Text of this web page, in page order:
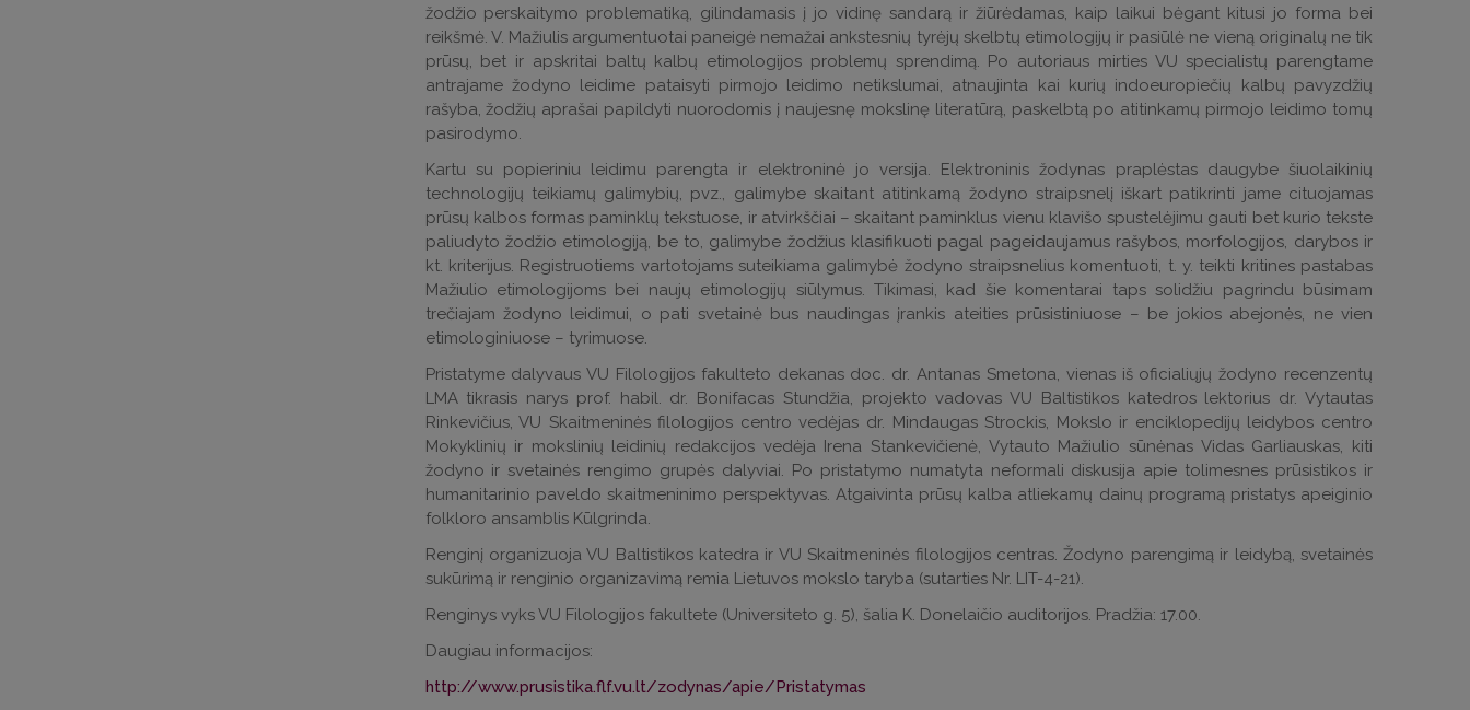
žodžio perskaitymo problematiką, gilindamasis į jo vidinę sandarą ir žiūrėdamas, kaip laikui bėgant kitusi jo forma bei
reikšmė. V. Mažiulis argumentuotai paneigė nemažai ankstesnių tyrėjų skelbtų etimologijų ir pasiūlė ne vieną originalų ne tik
prūsų, bet ir apskritai baltų kalbų etimologijos problemų sprendimą. Po autoriaus mirties VU specialistų parengtame
antrajame žodyno leidime pataisyti pirmojo leidimo netikslumai, atnaujinta kai kurių indoeuropiečių kalbų pavyzdžių
rašyba, žodžių aprašai papildyti nuorodomis į naujesnę mokslinę literatūrą, paskelbtą po atitinkamų pirmojo leidimo tomų
pasirodymo.
Kartu su popieriniu leidimu parengta ir elektroninė jo versija. Elektroninis žodynas praplėstas daugybe šiuolaikinių
technologijų teikiamų galimybių, pvz., galimybe skaitant atitinkamą žodyno straipsnelį iškart patikrinti jame cituojamas
prūsų kalbos formas paminklų tekstuose, ir atvirkščiai – skaitant paminklus vienu klavišo spustelėjimu gauti bet kurio tekste
paliudyto žodžio etimologiją, be to, galimybe žodžius klasifikuoti pagal pageidaujamus rašybos, morfologijos, darybos ir
kt. kriterijus. Registruotiems vartotojams suteikiama galimybė žodyno straipsnelius komentuoti, t. y. teikti kritines pastabas
Mažiulio etimologijoms bei naujų etimologijų siūlymus. Tikimasi, kad šie komentarai taps solidžiu pagrindu būsimam
trečiajam žodyno leidimui, o pati svetainė bus naudingas įrankis ateities prūsistiniuose – be jokios abejonės, ne vien
etimologiniuose – tyrimuose.
Pristatyme dalyvaus VU Filologijos fakulteto dekanas doc. dr. Antanas Smetona, vienas iš oficialiųjų žodyno recenzentų
LMA tikrasis narys prof. habil. dr. Bonifacas Stundžia, projekto vadovas VU Baltistikos katedros lektorius dr. Vytautas
Rinkevičius, VU Skaitmeninės filologijos centro vedėjas dr. Mindaugas Strockis, Mokslo ir enciklopedijų leidybos centro
Mokyklinių ir mokslinių leidinių redakcijos vedėja Irena Stankevičienė, Vytauto Mažiulio sūnėnas Vidas Garliauskas, kiti
žodyno ir svetainės rengimo grupės dalyviai. Po pristatymo numatyta neformali diskusija apie tolimesnes prūsistikos ir
humanitarinio paveldo skaitmeninimo perspektyvas. Atgaivinta prūsų kalba atliekamų dainų programą pristatys apeiginio
folkloro ansamblis Kūlgrinda.
Renginį organizuoja VU Baltistikos katedra ir VU Skaitmeninės filologijos centras. Žodyno parengimą ir leidybą, svetainės
sukūrimą ir renginio organizavimą remia Lietuvos mokslo taryba (sutarties Nr. LIT-4-21).
Renginys vyks VU Filologijos fakultete (Universiteto g. 5), šalia K. Donelaičio auditorijos. Pradžia: 17.00.
Daugiau informacijos:
http://www.prusistika.flf.vu.lt/zodynas/apie/Pristatymas